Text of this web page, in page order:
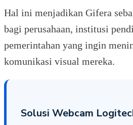
Hal ini menjadikan Gifera
bagi perusahaan, institusi
pemerintahan yang ingin
komunikasi visual mereka.
Solusi Webcam